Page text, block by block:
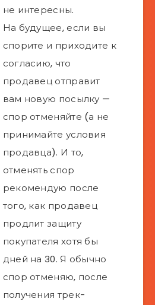
не интересны.
На будущее, если вы
спорите и приходите к
согласию, что
продавец отправит
вам новую посылку —
спор отменяйте (а не
принимайте условия
продавца). И то,
отменять спор
рекомендую после
того, как продавец
продлит защиту
покупателя хотя бы
дней на 30. Я обычно
спор отменяю, после
получения трек-